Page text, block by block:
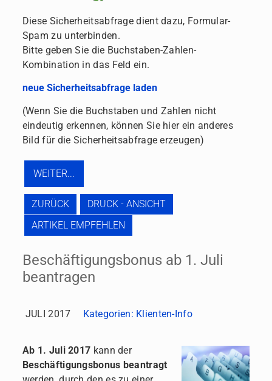
Diese Sicherheitsabfrage dient dazu, Formular-
Spam zu unterbinden.
Bitte geben Sie die Buchstaben-Zahlen-
Kombination in das Feld ein.
neue Sicherheitsabfrage laden
(Wenn Sie die Buchstaben und Zahlen nicht
eindeutig erkennen, können Sie hier ein anderes
Bild für die Sicherheitsabfrage erzeugen)
ZURÜCK
DRUCK - ANSICHT
ARTIKEL EMPFEHLEN
Beschäftigungsbonus ab 1. Juli
beantragen
JULI 2017 Kategorien: Klienten-Info
Ab 1. Juli 2017 kann der
Beschäftigungsbonus beantragt